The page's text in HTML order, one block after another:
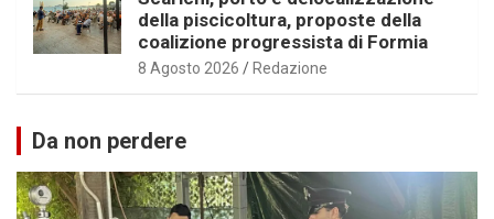
della piscicoltura, proposte della
coalizione progressista di Formia
8 Agosto 2026 Redazione
Da non perdere